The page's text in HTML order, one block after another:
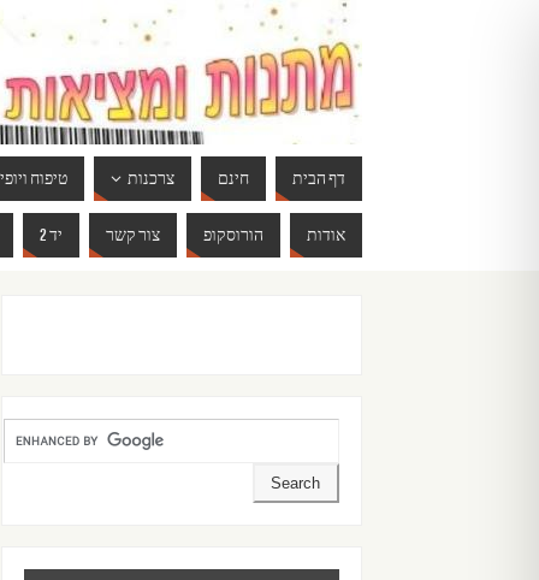
דף הבית חינם צרכנות טיפוח ויופי
אודות הורוסקופ צור קשר יד 2